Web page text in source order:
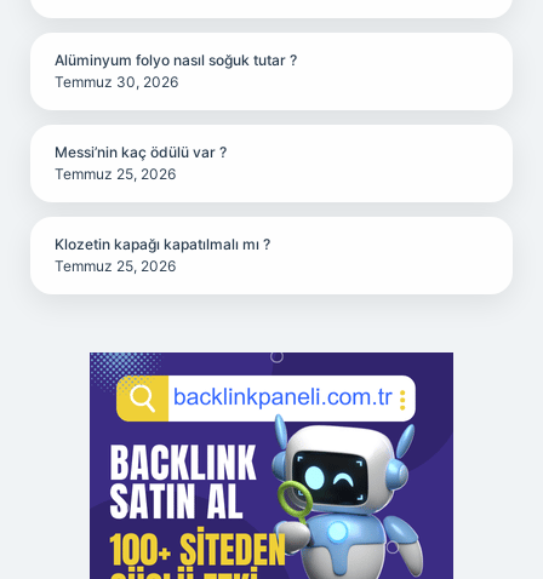
Alüminyum folyo nasıl soğuk tutar ?
Temmuz 30, 2026
Messi’nin kaç ödülü var ?
Temmuz 25, 2026
Klozetin kapağı kapatılmalı mı ?
Temmuz 25, 2026